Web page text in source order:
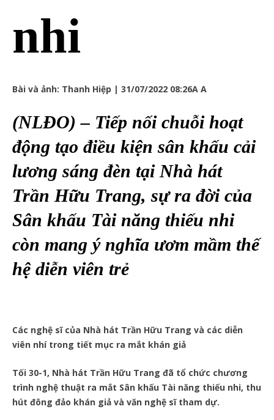
nhi
Bài và ảnh: Thanh Hiệp | 31/07/2022 08:26A A
(NLĐO) – Tiếp nối chuỗi hoạt
động tạo điều kiện sân khấu cải
lương sáng đèn tại Nhà hát
Trần Hữu Trang, sự ra đời của
Sân khấu Tài năng thiếu nhi
còn mang ý nghĩa ươm mầm thế
hệ diễn viên trẻ
Các nghệ sĩ của Nhà hát Trần Hữu Trang và các diễn
viên nhí trong tiết mục ra mắt khán giả
Tối 30-1, Nhà hát Trần Hữu Trang đã tổ chức chương
trình nghệ thuật ra mắt Sân khấu Tài năng thiếu nhi, thu
hút đông đảo khán giả và văn nghệ sĩ tham dự.